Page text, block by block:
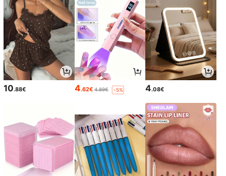
10.88€ 4.62€ 4.89€ -5% 4.08€